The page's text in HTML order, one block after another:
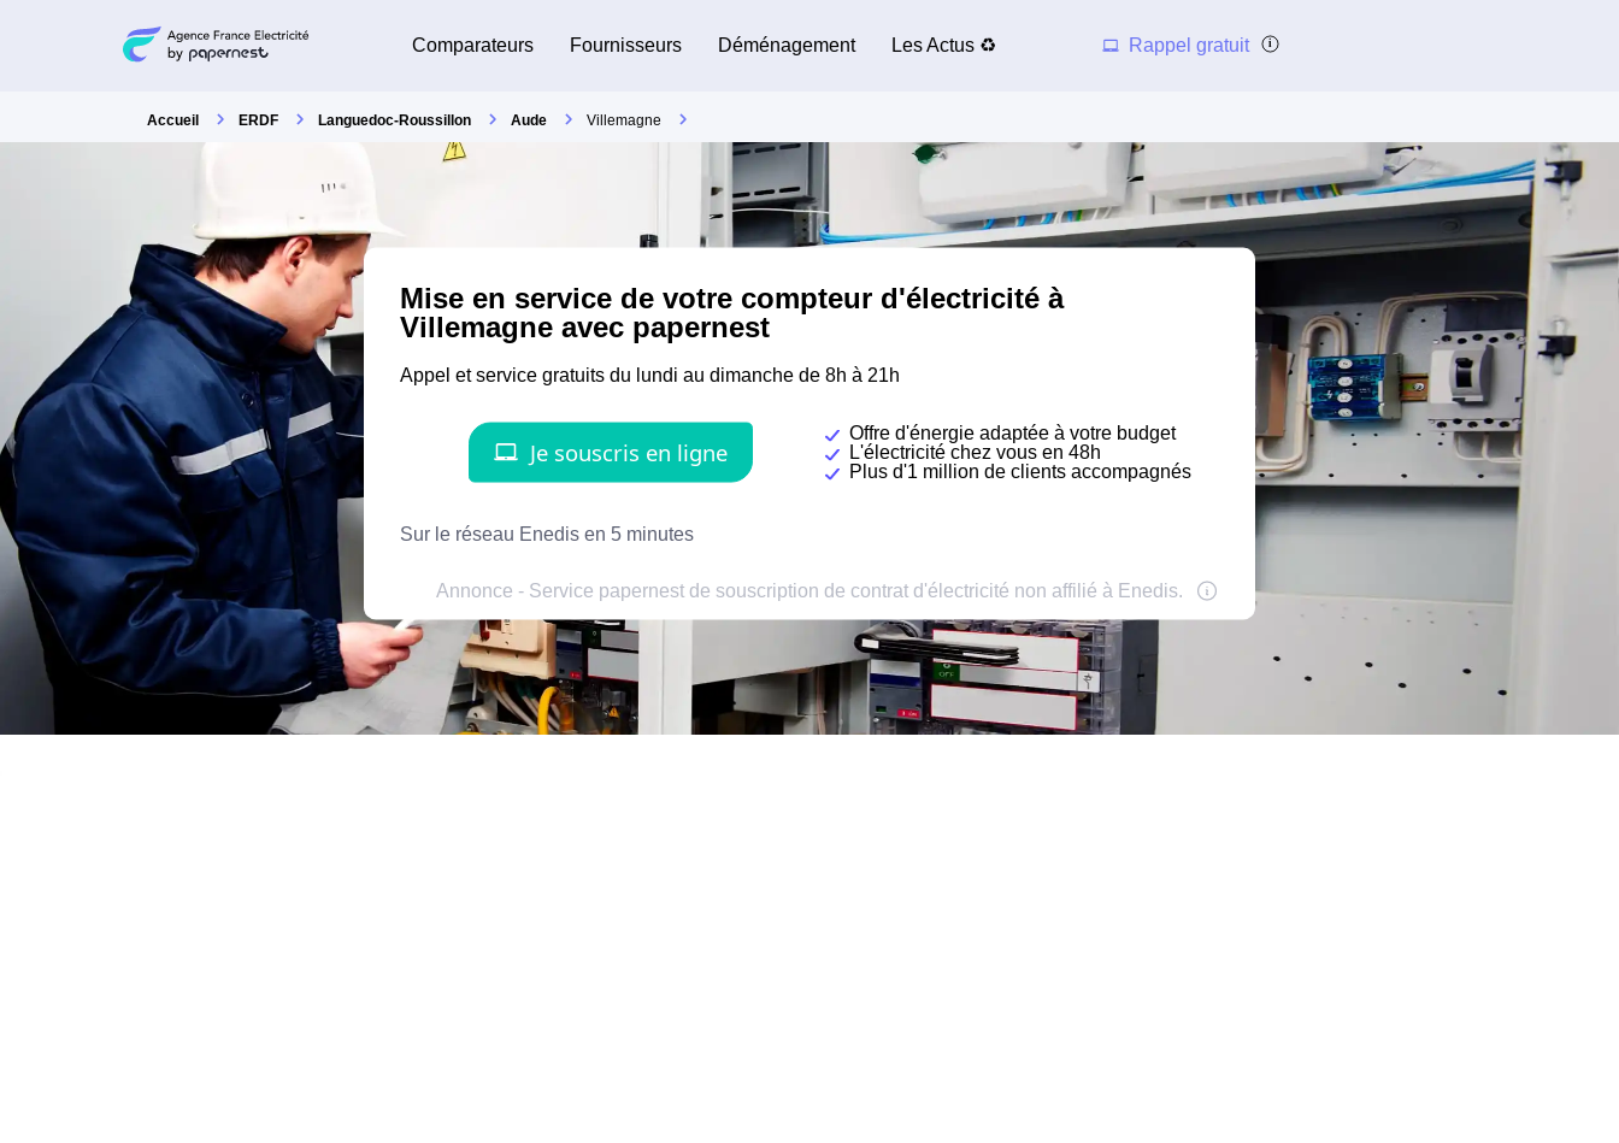
Comparateurs Fournisseurs Déménagement Les Actus ♻️ Rappel gratuit
Accueil ERDF Languedoc-Roussillon Aude Villemagne